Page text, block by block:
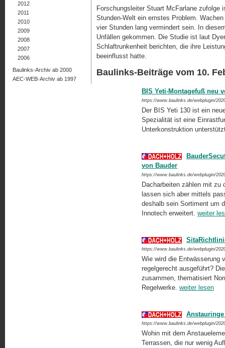
Forschungsleiter Stuart McFarlane zufolge
Stunden-Welt ein ernstes Problem.
vier Stunden lang vermindert sein. In
Unfällen gekommen. Die Studie ist laut
Schlaftrunkenheit berichten, die ihre
beeinflusst hatte.
Baulinks-Beiträge vom 10.
BIS Yeti-Montagefuß neu
https://www.baulinks.de/webplugin/
Der BIS Yeti 130 ist ein
Spezialität ist eine
Unterkonstruktion
von Bauder
https://www.baulinks.de/webplugin/
Dacharbeiten zählen mit
lassen sich aber mittels
deshalb sein Sortiment um
Innotech erweitert. weiter
https://www.baulinks.de/webplugin/
Wie wird die Entwässerung
regelgerecht ausgeführt?
zusammen, thematisiert
Regelwerke. weiter lesen
https://www.baulinks.de/webplugin/
Wohin mit dem
Terrassen, die nur wenig
2012
2011
2010
2009
2008
2007
2006
Baulinks-Archiv ab 2000
AEC-WEB-Archiv ab 1997